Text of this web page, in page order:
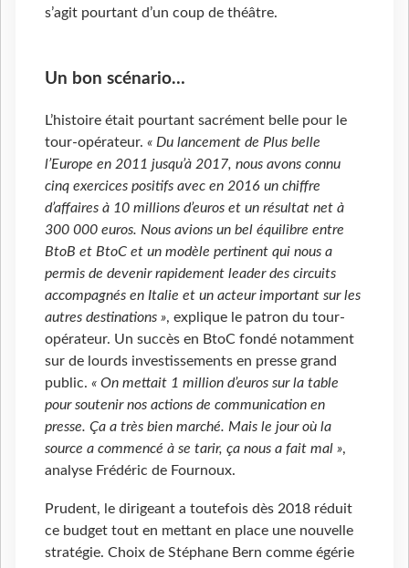
s’agit pourtant d’un coup de théâtre.
Un bon scénario…
L’histoire était pourtant sacrément belle pour le
tour-opérateur. « Du lancement de Plus belle
l’Europe en 2011 jusqu’à 2017, nous avons connu
cinq exercices positifs avec en 2016 un chiffre
d’affaires à 10 millions d’euros et un résultat net à
300 000 euros. Nous avions un bel équilibre entre
BtoB et BtoC et un modèle pertinent qui nous a
permis de devenir rapidement leader des circuits
accompagnés en Italie et un acteur important sur les
autres destinations », explique le patron du tour-
opérateur. Un succès en BtoC fondé notamment
sur de lourds investissements en presse grand
public. « On mettait 1 million d’euros sur la table
pour soutenir nos actions de communication en
presse. Ça a très bien marché. Mais le jour où la
source a commencé à se tarir, ça nous a fait mal »,
analyse Frédéric de Fournoux.
Prudent, le dirigeant a toutefois dès 2018 réduit
ce budget tout en mettant en place une nouvelle
stratégie. Choix de Stéphane Bern comme égérie